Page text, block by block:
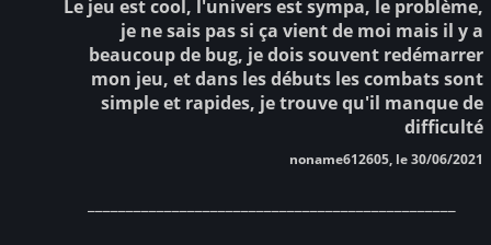
Le jeu est cool, l'univers est sympa, le problème,
je ne sais pas si ça vient de moi mais il y a
beaucoup de bug, je dois souvent redémarrer
mon jeu, et dans les débuts les combats sont
simple et rapides, je trouve qu'il manque de
difficulté
noname612605, le 30/06/2021